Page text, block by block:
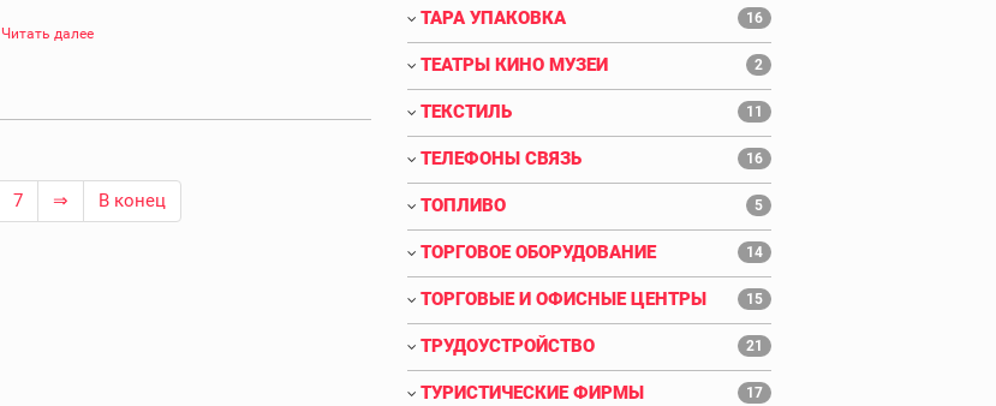
Читать далее
7 ⇒ В конец
ТАРА УПАКОВКА 16
ТЕАТРЫ КИНО МУЗЕИ 2
ТЕКСТИЛЬ 11
ТЕЛЕФОНЫ СВЯЗЬ 16
ТОПЛИВО 5
ТОРГОВОЕ ОБОРУДОВАНИЕ 14
ТОРГОВЫЕ И ОФИСНЫЕ ЦЕНТРЫ 15
ТРУДОУСТРОЙСТВО 21
ТУРИСТИЧЕСКИЕ ФИРМЫ 17